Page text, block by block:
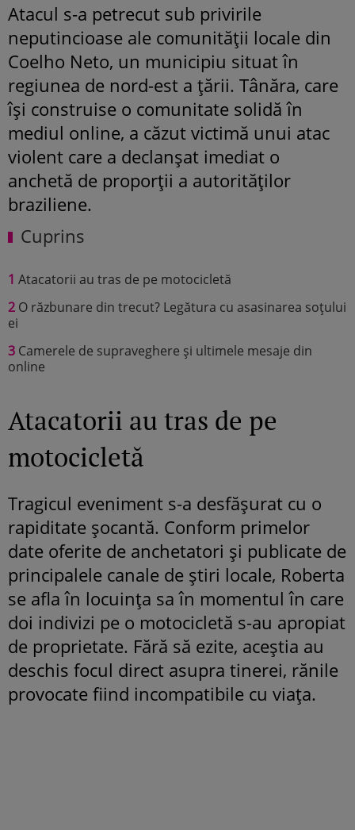
Atacul s-a petrecut sub privirile
neputincioase ale comunității locale din
Coelho Neto, un municipiu situat în
regiunea de nord-est a țării. Tânăra, care
își construise o comunitate solidă în
mediul online, a căzut victimă unui atac
violent care a declanșat imediat o
anchetă de proporții a autorităților
braziliene.
Cuprins
1 Atacatorii au tras de pe motocicletă
2 O răzbunare din trecut? Legătura cu asasinarea soțului
ei
3 Camerele de supraveghere și ultimele mesaje din
online
Atacatorii au tras de pe
motocicletă
Tragicul eveniment s-a desfășurat cu o
rapiditate șocantă. Conform primelor
date oferite de anchetatori și publicate de
principalele canale de știri locale, Roberta
se afla în locuința sa în momentul în care
doi indivizi pe o motocicletă s-au apropiat
de proprietate. Fără să ezite, aceștia au
deschis focul direct asupra tinerei, rănile
provocate fiind incompatibile cu viața.